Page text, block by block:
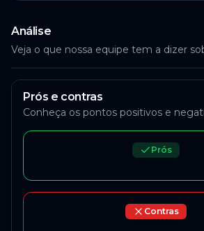
Análise
Veja o que nossa equipe tem a dizer
Prós e contras
Conheça os pontos positivos e
Prós
Contras